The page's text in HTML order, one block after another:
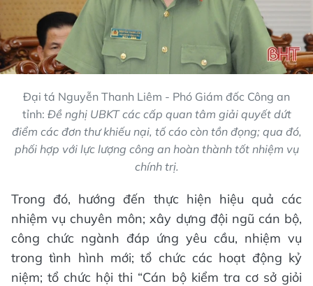
Đại tá Nguyễn Thanh Liêm - Phó Giám đốc Công an
tỉnh: Đề nghị UBKT các cấp quan tâm giải quyết dứt
điểm các đơn thư khiếu nại, tố cáo còn tồn đọng; qua đó,
phối hợp với lực lượng công an hoàn thành tốt nhiệm vụ
chính trị.
Trong đó, hướng đến thực hiện hiệu quả các
nhiệm vụ chuyên môn; xây dựng đội ngũ cán bộ,
công chức ngành đáp ứng yêu cầu, nhiệm vụ
trong tình hình mới; tổ chức các hoạt động kỷ
niệm; tổ chức hội thi “Cán bộ kiểm tra cơ sở giỏi